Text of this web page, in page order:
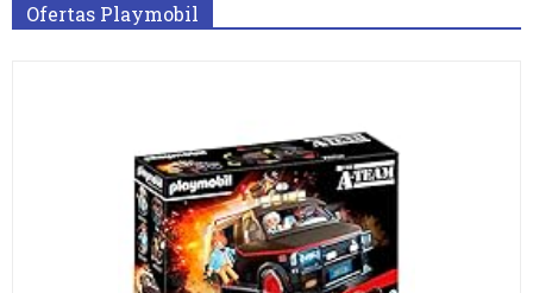
Ofertas Playmobil